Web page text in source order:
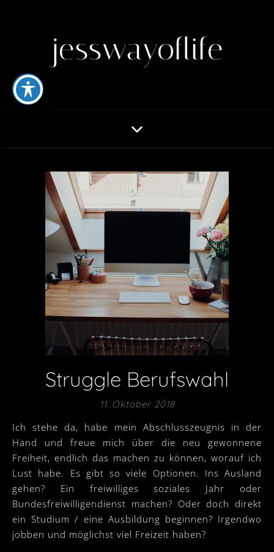
jesswayoflife
Struggle Berufswahl
11. Oktober 2018
Ich stehe da, habe mein Abschlusszeugnis in der
Hand und freue mich über die neu gewonnene
Freiheit, endlich das machen zu können, worauf ich
Lust habe. Es gibt so viele Optionen. Ins Ausland
gehen? Ein freiwilliges soziales Jahr oder
Bundesfreiwilligendienst machen? Oder doch direkt
ein Studium / eine Ausbildung beginnen? Irgendwo
jobben und möglichst viel Freizeit haben?